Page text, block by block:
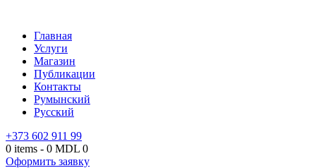
Главная
Услуги
Магазин
Публикации
Контакты
Румынский
Русский
+373 602 911 99
0 items - 0 MDL 0
Оформить заявку